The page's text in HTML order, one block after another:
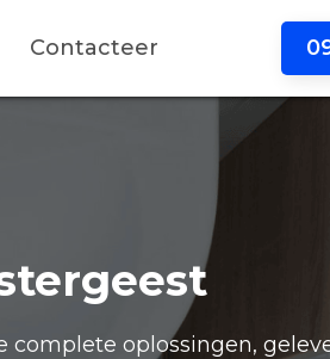
Contacteer
complete oplossingen,